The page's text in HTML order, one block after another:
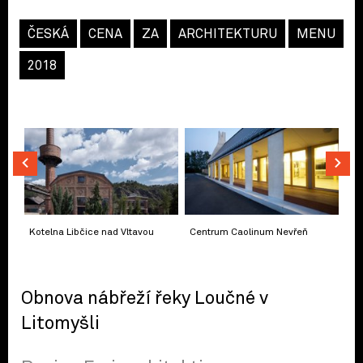
ČESKÁ CENA ZA ARCHITEKTURU
2018
MENU
Kotelna Libčice nad Vltavou Centrum Caolinum Nevřeň
Obnova nábřeží řeky Loučné v
Litomyšli